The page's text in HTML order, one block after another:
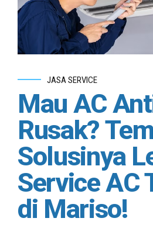
JASA SERVICE
Mau AC
Rusak?
Solusinya
Service AC
di Mariso!